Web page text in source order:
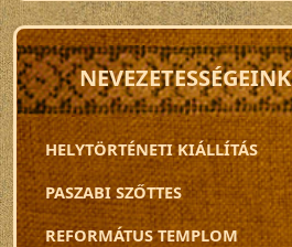
NEVEZETESSÉGEINK
HELYTÖRTÉNETI KIÁLLÍTÁS
PASZABI SZŐTTES
REFORMÁTUS TEMPLOM